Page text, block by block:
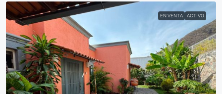
EN VENTA ACTIVO